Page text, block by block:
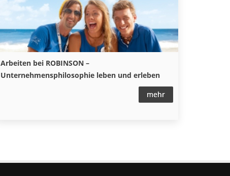
Arbeiten bei ROBINSON –
Unternehmensphilosophie leben und erleben
mehr